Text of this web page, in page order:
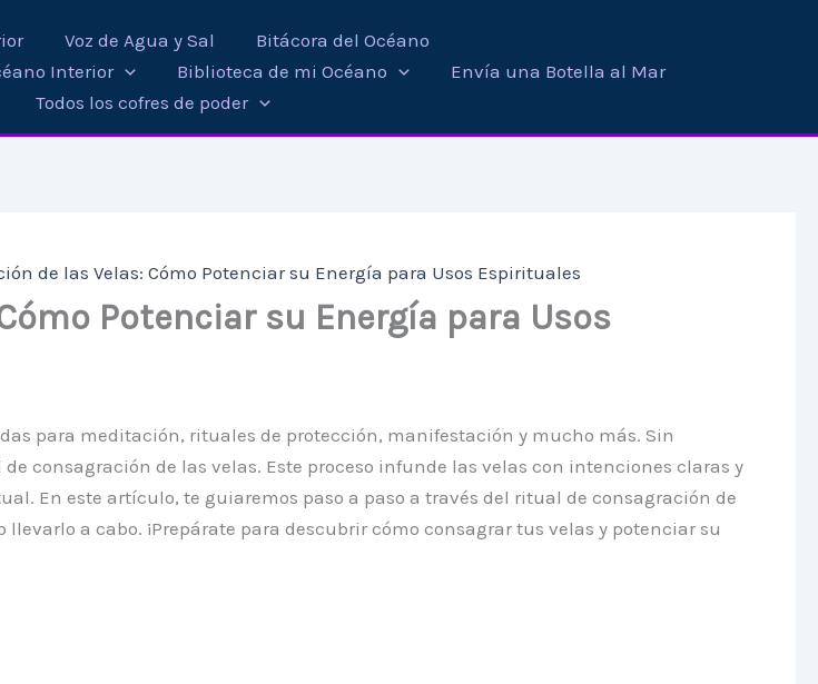
Voz de Agua y Sal
Bitácora del Océano
Interior
Biblioteca de mi Océano
Envía una Botella al Mar
Todos los cofres de poder
de las Velas: Cómo Potenciar su Energía para Usos Espirituales
Potenciar su Energía para Usos
para meditación, rituales de protección, manifestación y mucho más. Sin
consagración de las velas. Este proceso infunde las velas con intenciones claras y
En este artículo, te guiaremos paso a paso a través del ritual de consagración de
a cabo. ¡Prepárate para descubrir cómo consagrar tus velas y potenciar su